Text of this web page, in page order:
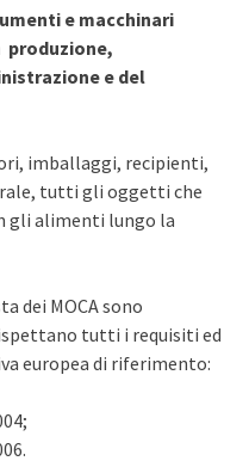
e macchinari
produzione,
e del
imballaggi, recipienti,
tutti gli oggetti che
gli alimenti lungo la
dei MOCA sono
tutti i requisiti ed
europea di riferimento: